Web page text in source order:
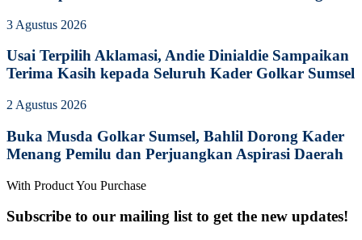
3 Agustus 2026
Usai Terpilih Aklamasi, Andie Dinialdie Sampaikan
Terima Kasih kepada Seluruh Kader Golkar Sumsel
2 Agustus 2026
Buka Musda Golkar Sumsel, Bahlil Dorong Kader
Menang Pemilu dan Perjuangkan Aspirasi Daerah
With Product You Purchase
Subscribe to our mailing list to get the new updates!